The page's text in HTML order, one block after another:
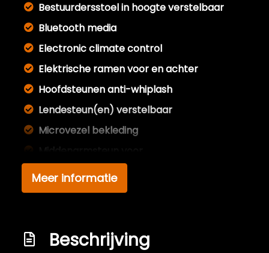
Bestuurdersstoel in hoogte verstelbaar
Bluetooth media
Electronic climate control
Elektrische ramen voor en achter
Hoofdsteunen anti-whiplash
Lendesteun(en) verstelbaar
Microvezel bekleding
Middenarmsteun voor
Passagiersstoel in hoogte verstelbaar
Sportstoelen
Stuur verstelbaar
Meer informatie
Beschrijving